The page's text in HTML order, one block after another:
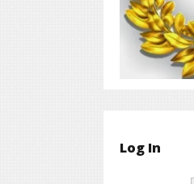
Log In